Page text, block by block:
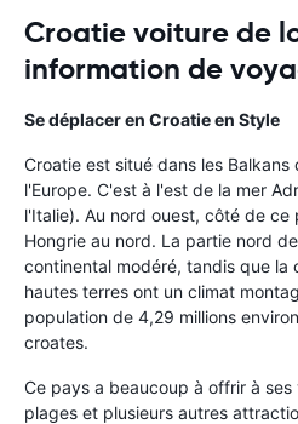
Croatie voiture de
information de
Se déplacer en Croatie en Style
Croatie est situé dans les
l'Europe. C'est à l'est de la mer
l'Italie). Au nord ouest, côté de ce
Hongrie au nord. La partie nord
continental modéré, tandis que la
hautes terres ont un climat
population de 4,29 millions
croates.
Ce pays a beaucoup à offrir à ses
plages et plusieurs autres